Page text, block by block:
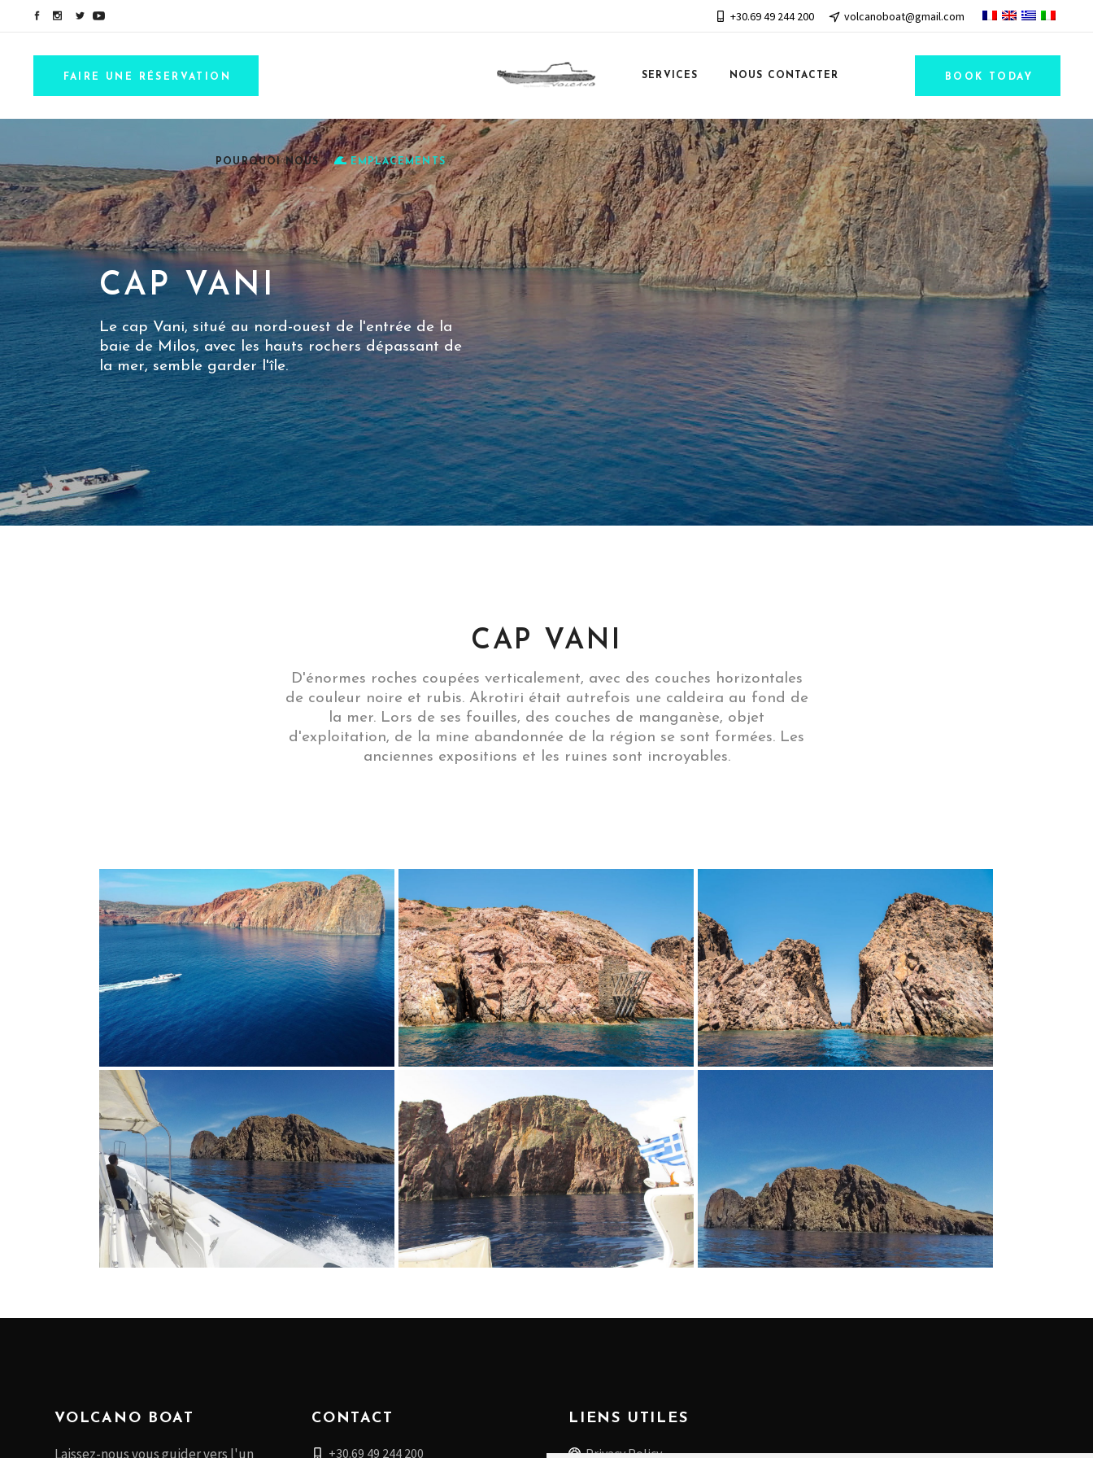
+30.69 49 244 200 volcanoboat@gmail.com
FAIRE UNE RÉSERVATION
POURQUOI NOUS EMPLACEMENTS
SERVICES NOUS CONTACTER BOOK TODAY
CAP VANI
Le cap Vani, situé au nord-ouest de l'entrée de la
baie de Milos, avec les hauts rochers dépassant de
la mer, semble garder l'île.
CAP VANI
D'énormes roches coupées verticalement, avec des couches horizontales
de couleur noire et rubis. Akrotiri était autrefois une caldeira au fond de
la mer. Lors de ses fouilles, des couches de manganèse, objet
d'exploitation, de la mine abandonnée de la région se sont formées. Les
anciennes expositions et les ruines sont incroyables.
VOLCANO BOAT
Laissez-nous vous guider vers l'un
CONTACT
+30.69 49 244 200
LIENS UTILES
Privacy Policy